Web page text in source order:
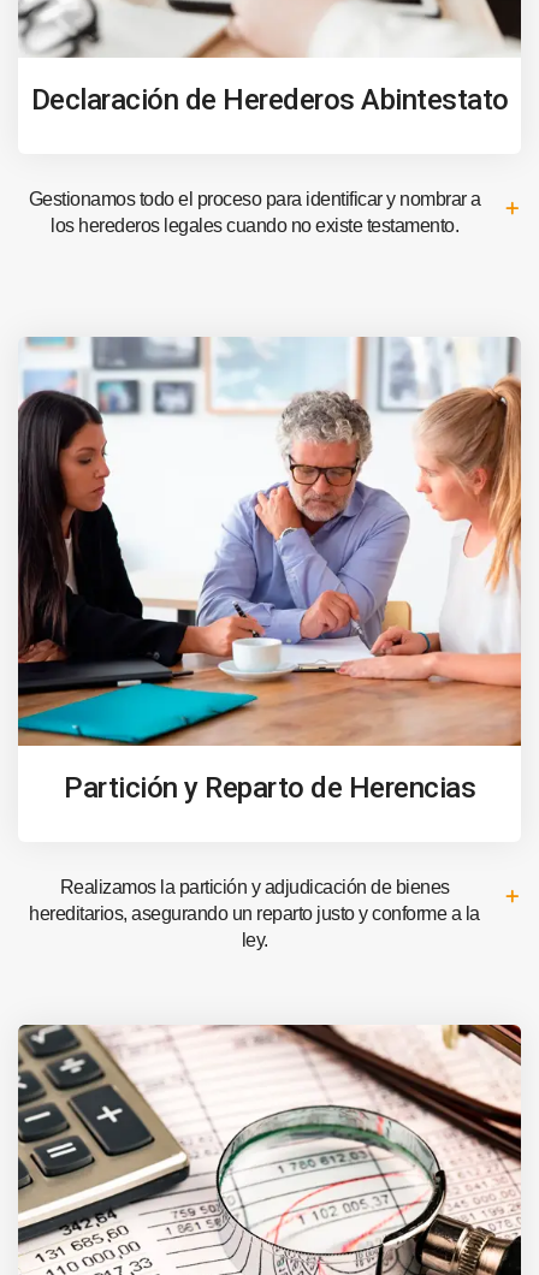
Declaración de Herederos Abintestato
Gestionamos todo el proceso para identificar y nombrar a
los herederos legales cuando no existe testamento.
Partición y Reparto de Herencias
Realizamos la partición y adjudicación de bienes
hereditarios, asegurando un reparto justo y conforme a la
ley.